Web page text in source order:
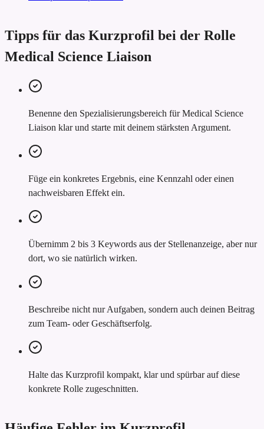
Tipps für das Kurzprofil bei der Rolle
Medical Science Liaison
Benenne den Spezialisierungsbereich für Medical Science
Liaison klar und starte mit deinem stärksten Argument.
Füge ein konkretes Ergebnis, eine Kennzahl oder einen
nachweisbaren Effekt ein.
Übernimm 2 bis 3 Keywords aus der Stellenanzeige, aber nur
dort, wo sie natürlich wirken.
Beschreibe nicht nur Aufgaben, sondern auch deinen Beitrag
zum Team- oder Geschäftserfolg.
Halte das Kurzprofil kompakt, klar und spürbar auf diese
konkrete Rolle zugeschnitten.